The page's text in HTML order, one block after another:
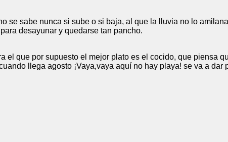
se sabe nunca si sube o si baja, al que la lluvia no lo
desayunar y quedarse tan pancho.
el que por supuesto el mejor plato es el cocido, que piensa
llega agosto ¡Vaya,vaya aquí no hay playa! se va a dar